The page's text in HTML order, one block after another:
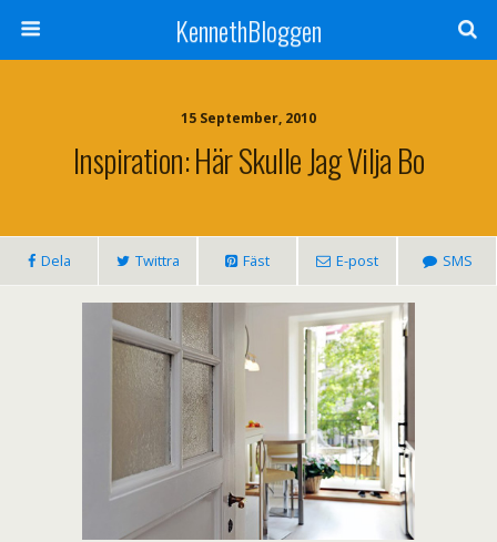
KennethBloggen
15 September, 2010
Inspiration: Här Skulle Jag Vilja Bo
Dela Twittra Fäst E-post SMS